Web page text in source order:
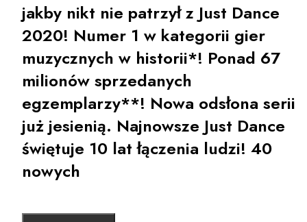
jakby nikt nie patrzył z Just Dance
2020! Numer 1 w kategorii gier
muzycznych w historii*! Ponad 67
milionów sprzedanych
egzemplarzy**! Nowa odsłona serii
już jesienią. Najnowsze Just Dance
świętuje 10 lat łączenia ludzi! 40
nowych